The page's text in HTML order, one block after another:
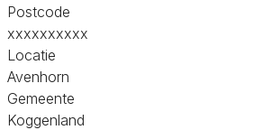
Postcode
xxxxxxxxxx
Locatie
Avenhorn
Gemeente
Koggenland